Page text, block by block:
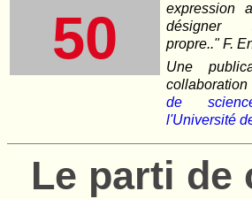
50
expression
désigner
propre.." F.
Une
collaboration
de
l'Université
Le parti de